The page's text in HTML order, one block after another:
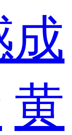
成
黄